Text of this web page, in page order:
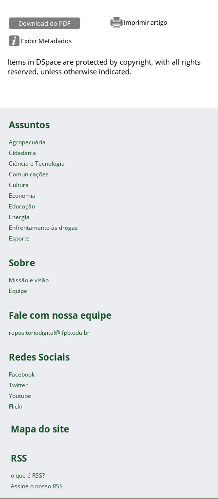
Download do PDF Imprimir artigo
Exibir Metadados
Items in DSpace are protected by copyright, with all rights
reserved, unless otherwise indicated.
Assuntos
Agropecuária
Cidadania
Ciência e Tecnologia
Comunicações
Cultura
Economia
Educação
Energia
Enfrentamento às drogas
Esporte
Sobre
Missão e visão
Equipe
Fale com nossa equipe
repositoriodigital@ifpb.edu.br
Redes Sociais
Facebook
Twitter
Youtube
Flickr
Mapa do site
RSS
o que é RSS?
Assine o nosso RSS